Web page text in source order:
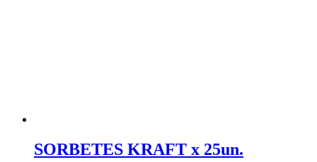
SORBETES KRAFT x 25un.